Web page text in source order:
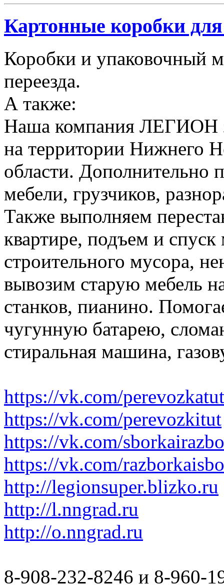
Картонные коробки для
Коробки и упаковочный
переезда.
А также:
Наша компания ЛЕГИОН
на территории Нижнего
области. Дополнительно
мебели, грузчиков,
Также выполняем
квартире, подъем и спуск
строительного мусора,
вывозим старую мебель
станков, пианино.
чугунную батарею,
стиральная машина,
https://vk.com/perevozkatut
https://vk.com/perevozkitut
https://vk.com/
https://vk.com/
http://legionsuper.blizko.ru
http://l.nngrad.ru
http://o.nngrad.ru
8-908-232-8246 и 8-960-